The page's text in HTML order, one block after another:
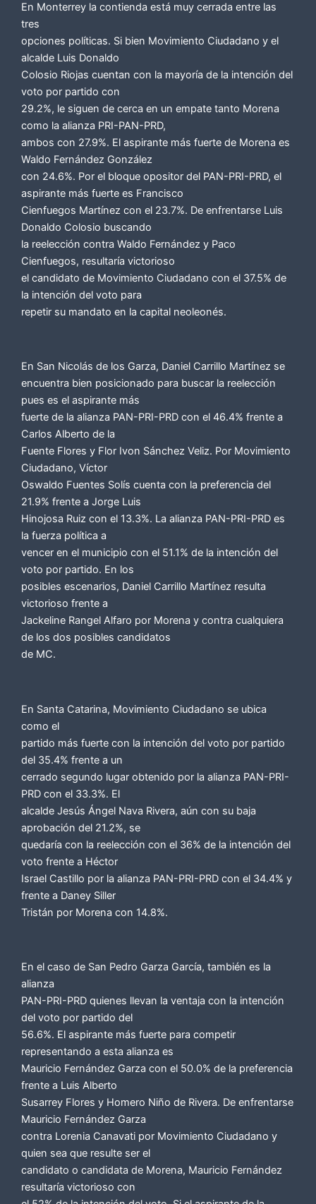
En Monterrey la contienda está muy cerrada entre las
tres
opciones políticas. Si bien Movimiento Ciudadano y el
alcalde Luis Donaldo
Colosio Riojas cuentan con la mayoría de la intención del
voto por partido con
29.2%, le siguen de cerca en un empate tanto Morena
como la alianza PRI-PAN-PRD,
ambos con 27.9%. El aspirante más fuerte de Morena es
Waldo Fernández González
con 24.6%. Por el bloque opositor del PAN-PRI-PRD, el
aspirante más fuerte es Francisco
Cienfuegos Martínez con el 23.7%. De enfrentarse Luis
Donaldo Colosio buscando
la reelección contra Waldo Fernández y Paco
Cienfuegos, resultaría victorioso
el candidato de Movimiento Ciudadano con el 37.5% de
la intención del voto para
repetir su mandato en la capital neoleonés.
En San Nicolás de los Garza, Daniel Carrillo Martínez se
encuentra bien posicionado para buscar la reelección
pues es el aspirante más
fuerte de la alianza PAN-PRI-PRD con el 46.4% frente a
Carlos Alberto de la
Fuente Flores y Flor Ivon Sánchez Veliz. Por Movimiento
Ciudadano, Víctor
Oswaldo Fuentes Solís cuenta con la preferencia del
21.9% frente a Jorge Luis
Hinojosa Ruiz con el 13.3%. La alianza PAN-PRI-PRD es
la fuerza política a
vencer en el municipio con el 51.1% de la intención del
voto por partido. En los
posibles escenarios, Daniel Carrillo Martínez resulta
victorioso frente a
Jackeline Rangel Alfaro por Morena y contra cualquiera
de los dos posibles candidatos
de MC.
En Santa Catarina, Movimiento Ciudadano se ubica
como el
partido más fuerte con la intención del voto por partido
del 35.4% frente a un
cerrado segundo lugar obtenido por la alianza PAN-PRI-
PRD con el 33.3%. El
alcalde Jesús Ángel Nava Rivera, aún con su baja
aprobación del 21.2%, se
quedaría con la reelección con el 36% de la intención del
voto frente a Héctor
Israel Castillo por la alianza PAN-PRI-PRD con el 34.4% y
frente a Daney Siller
Tristán por Morena con 14.8%.
En el caso de San Pedro Garza García, también es la
alianza
PAN-PRI-PRD quienes llevan la ventaja con la intención
del voto por partido del
56.6%. El aspirante más fuerte para competir
representando a esta alianza es
Mauricio Fernández Garza con el 50.0% de la preferencia
frente a Luis Alberto
Susarrey Flores y Homero Niño de Rivera. De enfrentarse
Mauricio Fernández Garza
contra Lorenia Canavati por Movimiento Ciudadano y
quien sea que resulte ser el
candidato o candidata de Morena, Mauricio Fernández
resultaría victorioso con